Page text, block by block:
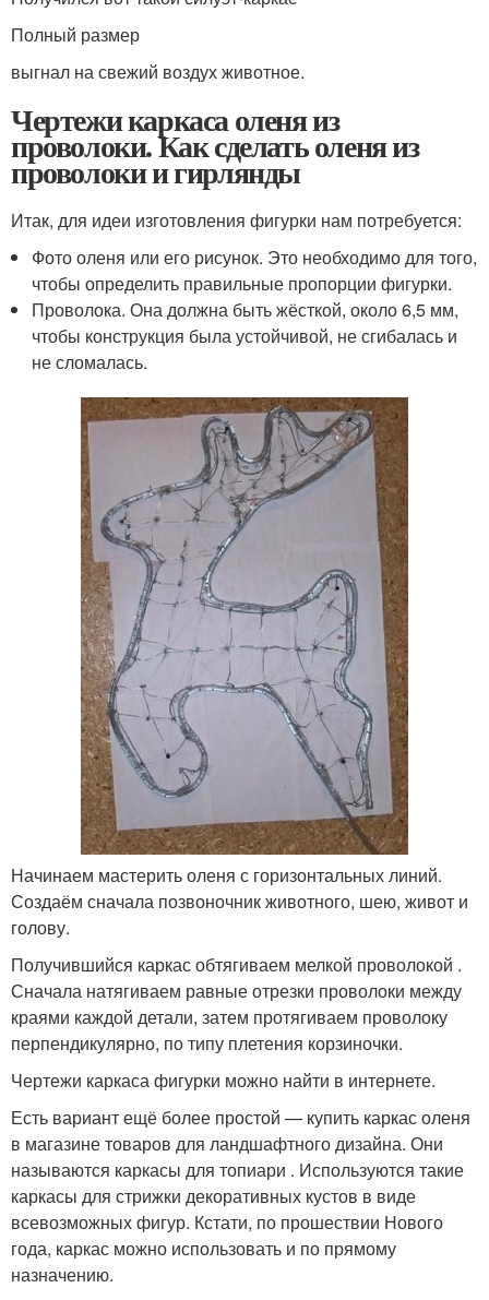
Полный размер
выгнал на свежий воздух животное.
Чертежи каркаса оленя из
проволоки. Как сделать оленя из
проволоки и гирлянды
Итак, для идеи изготовления фигурки нам потребуется:
Фото оленя или его рисунок. Это необходимо для того,
чтобы определить правильные пропорции фигурки.
Проволока. Она должна быть жёсткой, около 6,5 мм,
чтобы конструкция была устойчивой, не сгибалась и
не сломалась.
Начинаем мастерить оленя с горизонтальных линий.
Создаём сначала позвоночник животного, шею, живот и
голову.
Получившийся каркас обтягиваем мелкой проволокой .
Сначала натягиваем равные отрезки проволоки между
краями каждой детали, затем протягиваем проволоку
перпендикулярно, по типу плетения корзиночки.
Чертежи каркаса фигурки можно найти в интернете.
Есть вариант ещё более простой — купить каркас оленя
в магазине товаров для ландшафтного дизайна. Они
называются каркасы для топиари . Используются такие
каркасы для стрижки декоративных кустов в виде
всевозможных фигур. Кстати, по прошествии Нового
года, каркас можно использовать и по прямому
назначению.